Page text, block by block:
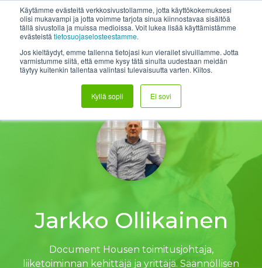
Käytämme evästeitä verkkosivustollamme, jotta käyttökokemuksesi
olisi mukavampi ja jotta voimme tarjota sinua kiinnostavaa sisältöä
tällä sivustolla ja muissa medioissa. Voit lukea lisää käyttämistämme
evästeistä tietosuojaselosteestamme.
Jos kieltäydyt, emme tallenna tietojasi kun vierailet sivuillamme. Jotta
varmistumme siitä, että emme kysy tätä sinulta uudestaan meidän
täytyy kuitenkin tallentaa valintasi tulevaisuutta varten. Kiitos.
Kyllä sopii Ei sovi
main
content.
System status Help Center Login Etätuki
Jarkko Ollikainen
Document Housen toimitusjohtaja,
liiketoiminnan kehittäjä ja yrittäjä. Säännöllisen